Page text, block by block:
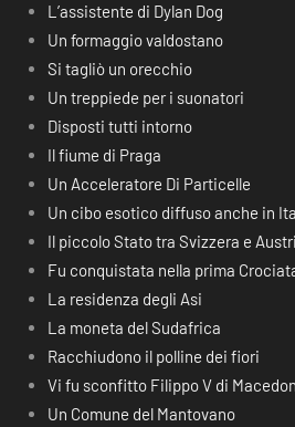
L’assistente di Dylan Dog
Un formaggio valdostano
Si tagliò un orecchio
Un treppiede per i suonatori
Disposti tutti intorno
Il fiume di Praga
Un Acceleratore Di Particelle
Un cibo esotico diffuso anche in
Il piccolo Stato tra Svizzera e
Fu conquistata nella prima
La residenza degli Asi
La moneta del Sudafrica
Racchiudono il polline dei fiori
Vi fu sconfitto Filippo V di
Un Comune del Mantovano